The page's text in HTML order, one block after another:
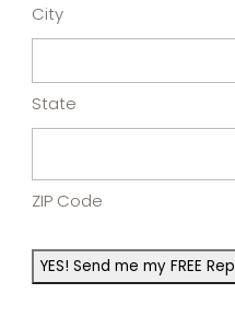
City
State
ZIP Code